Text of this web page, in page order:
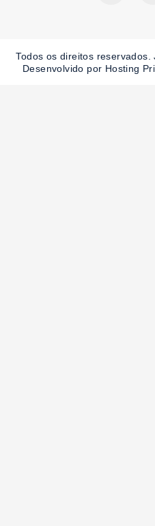
k
-
Todos os direitos
Desenvolvido por Hosting